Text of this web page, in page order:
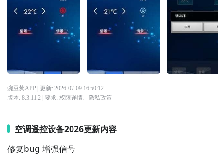
豌豆荚APP | 更新: 2026-07-09 16:50:12
版本: 8.3.11.2| 要求: 权限详情、 隐私政策
空调遥控设备2026更新内容
修复bug 增强信号